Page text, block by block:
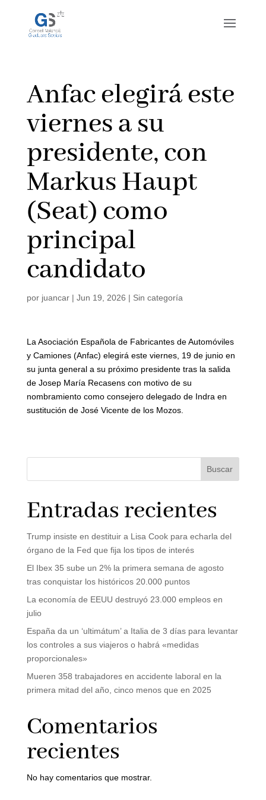
Anfac elegirá este
viernes a su
presidente, con
Markus Haupt
(Seat) como
principal
candidato
por juancar| Jun 19, 2026 | Sin categoría
La Asociación Española de Fabricantes de Automóviles
y Camiones (Anfac) elegirá este viernes, 19 de junio en
su junta general a su próximo presidente tras la salida
de Josep María Recasens con motivo de su
nombramiento como consejero delegado de Indra en
sustitución de José Vicente de los Mozos.
Buscar
Entradas recientes
Trump insiste en destituir a Lisa Cook para echarla del
órgano de la Fed que fija los tipos de interés
El Ibex 35 sube un 2% la primera semana de agosto
tras conquistar los históricos 20.000 puntos
La economía de EEUU destruyó 23.000 empleos en
julio
España da un ‘ultimátum’ a Italia de 3 días para levantar
los controles a sus viajeros o habrá «medidas
proporcionales»
Mueren 358 trabajadores en accidente laboral en la
primera mitad del año, cinco menos que en 2025
Comentarios
recientes
No hay comentarios que mostrar.